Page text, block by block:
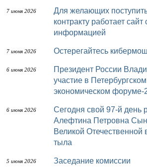
7 июня 2026
Для желающих поступить на службу по
контракту работает
информацией
7 июня 2026 Остерегайтесь
6 июня 2026
Президент России Владимир Путин примет
участие в
экономическом форуме-
6 июня 2026
Сегодня свой 97-й день рождения отмечает
Алефтина Петровна
Великой Отечественной
тыла
5 июня 2026 Заседание комиссии